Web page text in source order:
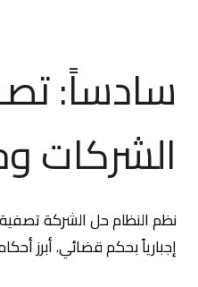
سادساً:
الشركات
نظم النظام حل الشركة تصفية
إجبارياً بحكم قضائي. أبرز